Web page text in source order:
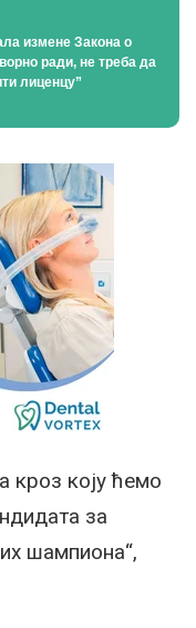
измене Закона о
ради, не треба да
лиценцу”
кроз коју ћемо
за
шампиона“,